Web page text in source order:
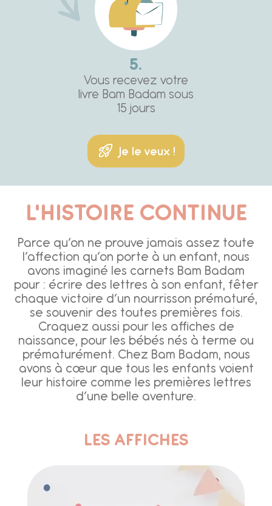
5.
Vous recevez votre
livre Bam Badam sous
15 jours
Je le veux !
L'HISTOIRE CONTINUE
Parce qu’on ne prouve jamais assez toute
l’affection qu’on porte à un enfant, nous
avons imaginé les carnets Bam Badam
pour : écrire des lettres à son enfant, fêter
chaque victoire d’un nourrisson prématuré,
se souvenir des toutes premières fois.
Craquez aussi pour les affiches de
naissance, pour les bébés nés à terme ou
prématurément. Chez Bam Badam, nous
avons à cœur que tous les enfants voient
leur histoire comme les premières lettres
d’une belle aventure.
LES AFFICHES